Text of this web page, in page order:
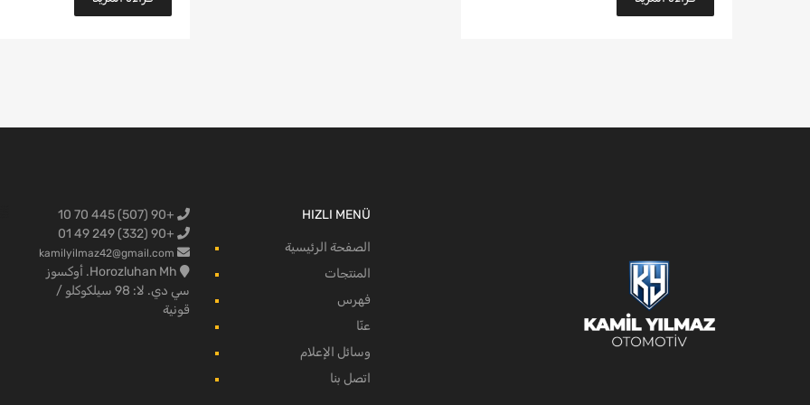
HIZLI MENÜ
الصفحة الرئيسية
المنتجات
فهرس
عنّا
وسائل الإعلام
اتصل بنا
+90 (507) 445 70 10
+90 (332) 249 49 01
kamilyilmaz42@gmail.com
Horozluhan Mh. أوكسوز
سي دي. لا: 98 سيلكوكلو /
قونية